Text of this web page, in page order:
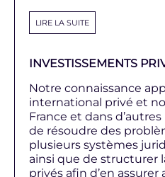
LIRE LA SUITE
INVESTISSEMENTS
Notre connaissance
international privé et
France et dans
de résoudre des
plusieurs systèmes
ainsi que de structurer
privés afin d’en